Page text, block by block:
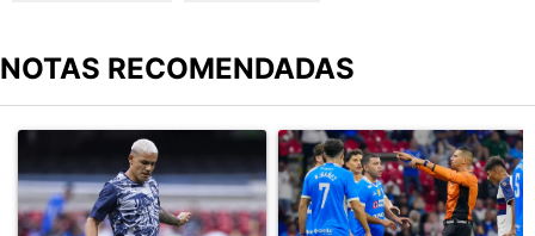
NOTAS RECOMENDADAS
Un artículo de tendencia con el título "Revelan un detalle clave
Un artículo de tendencia con el